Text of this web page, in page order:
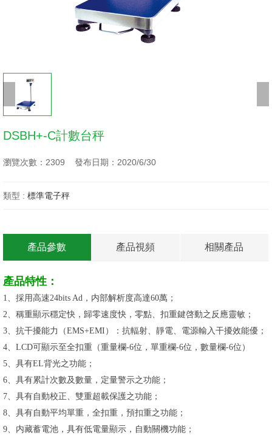
DSBH+-C計數台秤
瀏覽次數：2309 發布日期：2020/6/30
類型 : 標準電子秤
產品參數 產品視頻 相關產品
產品特性：
1、採用高速24bits Ad，内部解析度高達60萬；
2、稱重顯示穩定快，歸零速度快，零點、扣重鍵啓動之反應靈敏；
3、抗干擾能力（EMS+EMI）：抗輻射、靜電、電源輸入干擾效能優；
4、LCD可顯示至全扣重（重量欄-6位，單重欄-6位，數量欄-6位）
5、具有EL背光之功能；
6、具有累計次數及數量，定量警示之功能；
7、具有自動校正、雙重超載保護之功能；
8、具有自動平均單重，全扣重，預扣重之功能；
9、内藏蓄電池，具有低電量顯示，自動關機功能；